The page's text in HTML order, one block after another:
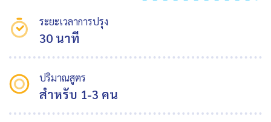
ระยะเวลาการปรุง
30 นาที
ปริมาณสูตร
สำหรับ 1-3 คน